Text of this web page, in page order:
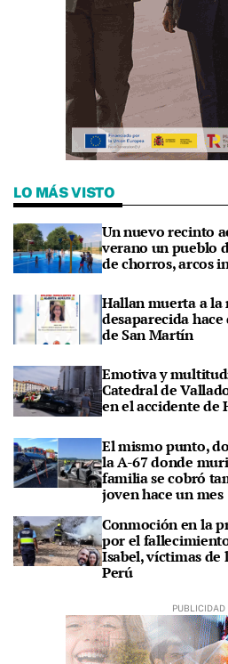
LO MÁS VISTO
Un nuevo recinto
verano un pueblo
de chorros, arcos
Hallan muerta a la
desaparecida
de San Martín
Emotiva y
Catedral de
en el accidente de
El mismo punto,
la A-67 donde
familia se cobró
joven hace un mes
Conmoción en la
por el
Isabel, víctimas de
Perú